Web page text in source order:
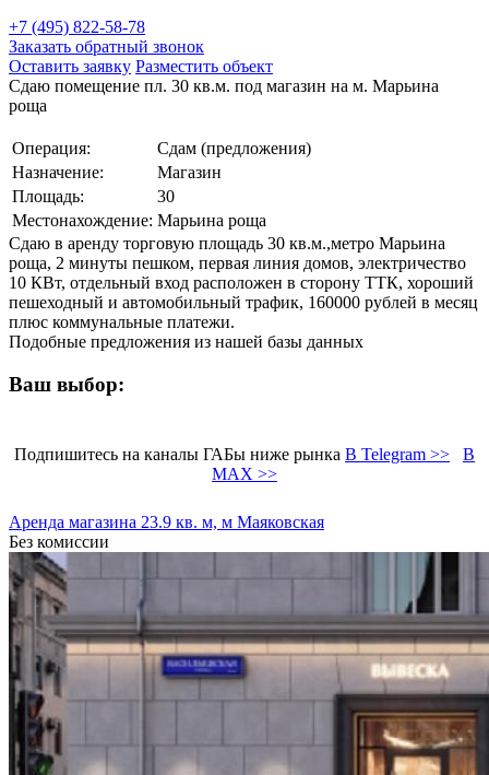
+7 (495) 822-58-78
Заказать обратный звонок
Оставить заявку Разместить объект
Сдаю помещение пл. 30 кв.м. под магазин на м. Марьина
роща
Операция:
Сдам (предложения)
Назначение:
Магазин
Площадь:
30
Местонахождение: Марьина роща
Сдаю в аренду торговую площадь 30 кв.м.,метро Марьина
роща, 2 минуты пешком, первая линия домов, электричество
10 КВт, отдельный вход расположен в сторону ТТК, хороший
пешеходный и автомобильный трафик, 160000 рублей в месяц
плюс коммунальные платежи.
Подобные предложения из нашей базы данных
Ваш выбор:
Подпишитесь на каналы ГАБы ниже рынка В Telegram >>
В
MAX >>
Аренда магазина 23.9 кв. м, м Маяковская
Без комиссии